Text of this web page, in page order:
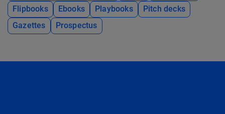
Flipbooks
Ebooks Playbooks
Pitch decks
Gazettes
Prospectus